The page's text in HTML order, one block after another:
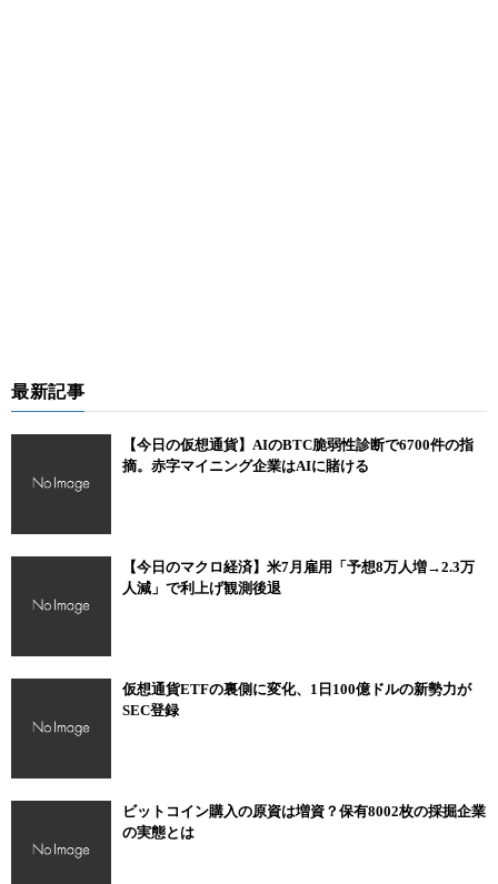
最新記事
【今日の仮想通貨】AIのBTC脆弱性診断で6700件の指
摘。赤字マイニング企業はAIに賭ける
【今日のマクロ経済】米7月雇用「予想8万人増→2.3万
人減」で利上げ観測後退
仮想通貨ETFの裏側に変化、1日100億ドルの新勢力が
SEC登録
ビットコイン購入の原資は増資？保有8002枚の採掘企業
の実態とは